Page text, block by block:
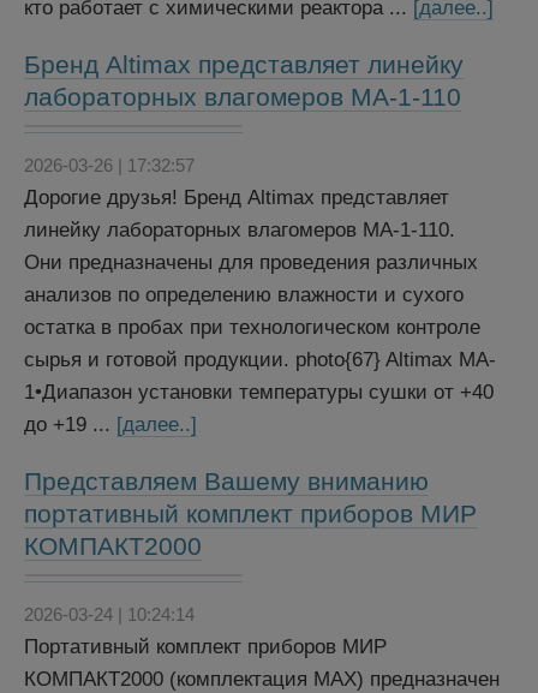
кто работает с химическими реактора ... [далее..]
Бренд Altimax представляет линейку
лабораторных влагомеров MA-1-110
2026-03-26 | 17:32:57
Дорогие друзья! Бренд Altimax представляет
линейку лабораторных влагомеров MA-1-110.
Они предназначены для проведения различных
анализов по определению влажности и сухого
остатка в пробах при технологическом контроле
сырья и готовой продукции. photo{67} Altimax MA-
1•Диапазон установки температуры сушки от +40
до +19 ... [далее..]
Представляем Вашему вниманию
портативный комплект приборов МИР
КОМПАКТ2000
2026-03-24 | 10:24:14
Портативный комплект приборов МИР
КОМПАКТ2000 (комплектация MAX) предназначен